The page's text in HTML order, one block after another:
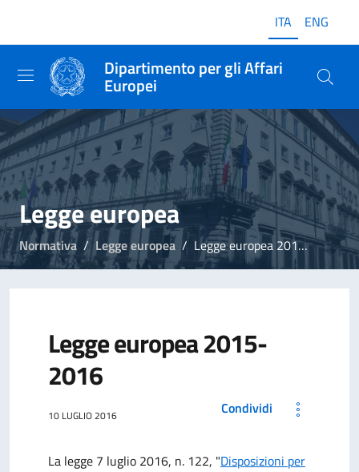
ITA ENG
Dipartimento per gli Affari
Europei
Legge europea
Normativa Legge europea Legge europea 2015-2016
Legge europea 2015-
2016
10 LUGLIO 2016 Condividi
La legge 7 luglio 2016, n. 122, "Disposizioni per